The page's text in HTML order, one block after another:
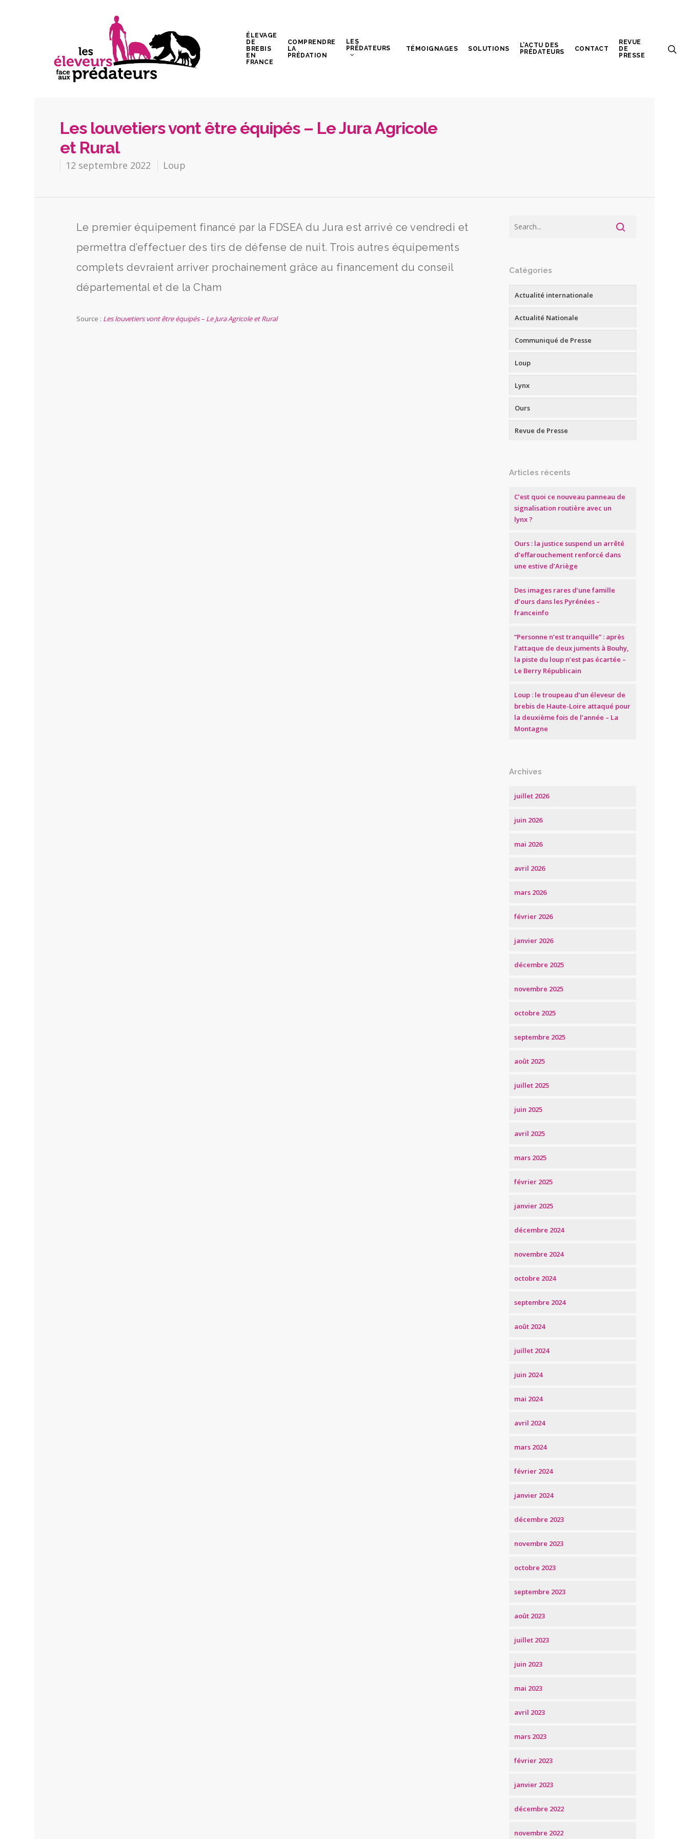
ÉLEVAGE
DE
BREBIS
EN
FRANCE
COMPRENDRE
LA
PRÉDATION
LES
PRÉDATEURS
TÉMOIGNAGES SOLUTIONS
L’ACTU DES
PRÉDATEURS
CONTACT
REVUE
DE
PRESSE
Les louvetiers vont être équipés – Le Jura Agricole
et Rural
12 septembre 2022 Loup
Le premier équipement financé par la FDSEA du Jura est arrivé ce vendredi et
permettra d’effectuer des tirs de défense de nuit. Trois autres équipements
complets devraient arriver prochainement grâce au financement du conseil
départemental et de la Cham
Source : Les louvetiers vont être équipés – Le Jura Agricole et Rural
Catégories
Actualité internationale
Actualité Nationale
Communiqué de Presse
Loup
Lynx
Ours
Revue de Presse
Articles récents
C’est quoi ce nouveau panneau de
signalisation routière avec un
lynx ?
Ours : la justice suspend un arrêté
d’effarouchement renforcé dans
une estive d’Ariège
Des images rares d’une famille
d’ours dans les Pyrénées –
franceinfo
“Personne n’est tranquille” : après
l’attaque de deux juments à Bouhy,
la piste du loup n’est pas écartée –
Le Berry Républicain
Loup : le troupeau d’un éleveur de
brebis de Haute-Loire attaqué pour
la deuxième fois de l’année – La
Montagne
Archives
juillet 2026
juin 2026
mai 2026
avril 2026
mars 2026
février 2026
janvier 2026
décembre 2025
novembre 2025
octobre 2025
septembre 2025
août 2025
juillet 2025
juin 2025
avril 2025
mars 2025
février 2025
janvier 2025
décembre 2024
novembre 2024
octobre 2024
septembre 2024
août 2024
juillet 2024
juin 2024
mai 2024
avril 2024
mars 2024
février 2024
janvier 2024
décembre 2023
novembre 2023
octobre 2023
septembre 2023
août 2023
juillet 2023
juin 2023
mai 2023
avril 2023
mars 2023
février 2023
janvier 2023
décembre 2022
novembre 2022